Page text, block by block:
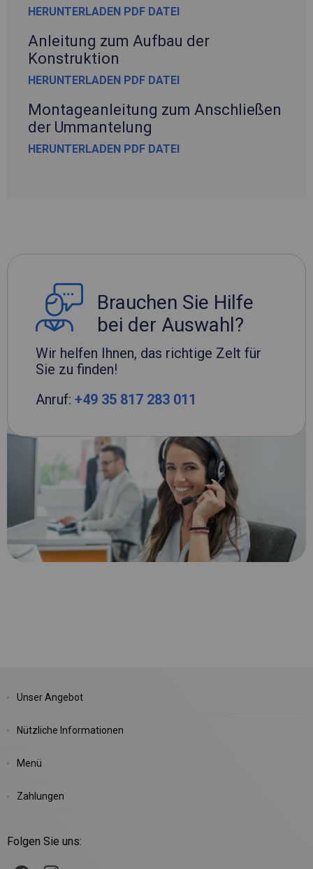
HERUNTERLADEN PDF DATEI
Anleitung zum Aufbau der
Konstruktion
HERUNTERLADEN PDF DATEI
Montageanleitung zum Anschließen
der Ummantelung
HERUNTERLADEN PDF DATEI
Brauchen Sie Hilfe
bei der Auswahl?
Wir helfen Ihnen, das richtige Zelt für
Sie zu finden!
Anruf: +49 35 817 283 011
Unser Angebot
Nützliche Informationen
Menü
Zahlungen
Folgen Sie uns: